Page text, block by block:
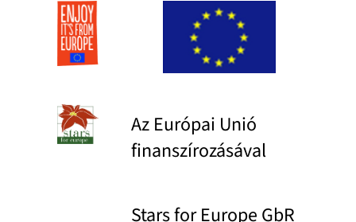
Az Európai Unió
finanszírozásával
Stars for Europe GbR